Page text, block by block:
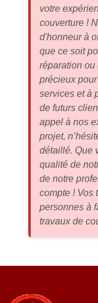
votre
couverture !
d'honneur à
que ce soit
réparation ou
précieux
services et à
de futurs
appel à nos
projet,
détaillé. Que
qualité de
de notre
compte ! Vos
personnes à
travaux de